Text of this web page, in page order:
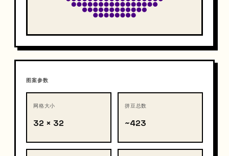
图案参数
网格大小
32 × 32
拼豆总数
~423